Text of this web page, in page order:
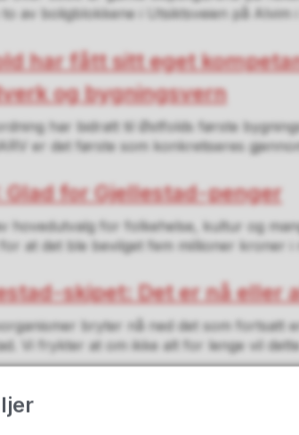
av boligblokkene i Utsiktsveien på Alvim
har fått sitt eget
og bygningsvern
har bidratt til Østfolds første
er det første som konkretiseres
Glad for Gjellestad-penger
hovedutvalg for folkehelse, kultur og
at det ble bevilget fem millioner kroner i
skipet: Det er nå eller
bryter nå ned det som fortsatt
Vi frykter at om ikke alt for lenge vil
er nøkkelen